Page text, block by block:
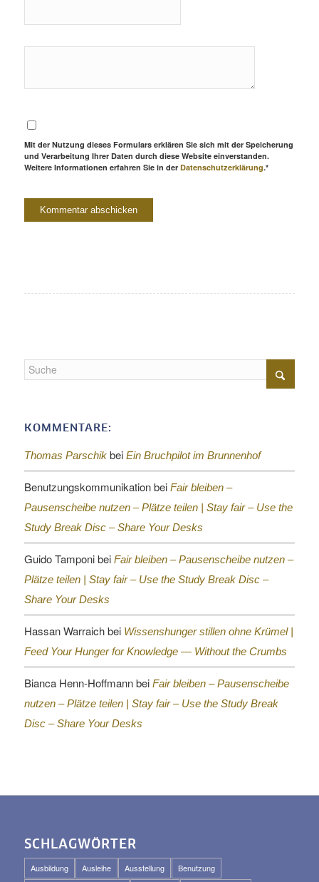
Mit der Nutzung dieses Formulars erklären Sie sich mit der Speicherung
und Verarbeitung Ihrer Daten durch diese Website einverstanden.
Weitere Informationen erfahren Sie in der Datenschutzerklärung.*
KOMMENTARE:
Thomas Parschikbei Ein Bruchpilot im Brunnenhof
Benutzungskommunikationbei Fair bleiben –
Pausenscheibe nutzen – Plätze teilen | Stay fair – Use the
Study Break Disc – Share Your Desks
Guido Tamponibei Fair bleiben – Pausenscheibe nutzen –
Plätze teilen | Stay fair – Use the Study Break Disc –
Share Your Desks
Hassan Warraichbei Wissenshunger stillen ohne Krümel |
Feed Your Hunger for Knowledge — Without the Crumbs
Bianca Henn-Hoffmannbei Fair bleiben – Pausenscheibe
nutzen – Plätze teilen | Stay fair – Use the Study Break
Disc – Share Your Desks
SCHLAGWÖRTER
Ausbildung Ausleihe Ausstellung
Benutzung